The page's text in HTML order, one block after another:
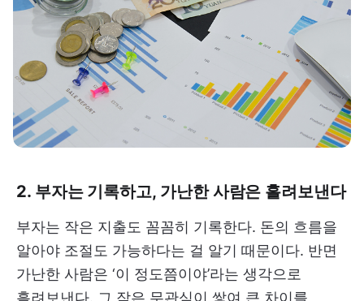
2. 부자는 기록하고, 가난한 사람은 흘려보낸다
부자는 작은 지출도 꼼꼼히 기록한다. 돈의 흐름을
알아야 조절도 가능하다는 걸 알기 때문이다. 반면
가난한 사람은 ‘이 정도쯤이야’라는 생각으로